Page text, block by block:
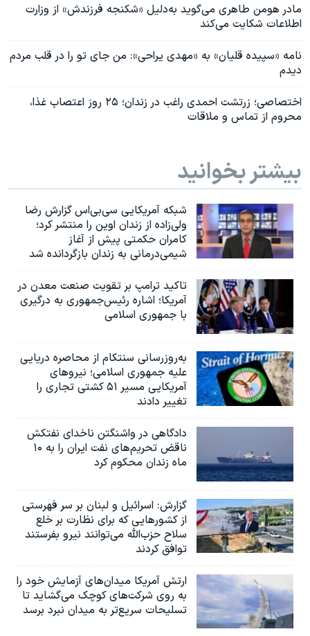
مادر هومن طاهری می‌گوید به‌دلیل «شکنجه فرزندش» از وزارت
اطلاعات شکایت می‌کند
نامه «سپیده قلیان» به «مهدی یراحی»: من جای تو را در قلب مردم
دیدم
اختصاصی؛ زرتشت احمدی راغب در زندان؛ ۲۵ روز اعتصاب غذا،
محروم از تماس و ملاقات
بیشتر بخوانید
شبکه آمریکایی سی‌بی‌‌اس گزارش رضا
ولی‌زاده از زندان اوین را منتشر کرد؛
کامران حکمتی پیش از آغاز
شیمی‌درمانی به زندان بازگردانده شد
تاکید ترامپ بر تقویت صنعت معدن در
آمریکا؛ اشاره رئیس‌جمهوری به درگیری
با جمهوری اسلامی
به‌روزرسانی سنتکام از محاصره دریایی
علیه جمهوری اسلامی؛ نیروهای
آمریکایی مسیر ۵۱ کشتی تجاری را
تغییر دادند
دادگاهی در واشنگتن ناخدای نفتکش
ناقض تحریم‌های نفت ایران را به ۱۰
ماه زندان محکوم کرد
گزارش‌: اسرائيل و لبنان بر سر فهرستی
از کشورهایی که برای نظارت بر خلع
سلاح حزب‌الله می‌توانند نیرو بفرستند
توافق کردند
ارتش آمریکا میدان‌های آزمایش خود را
به روی شرکت‌های کوچک می‌گشاید تا
تسلیحات سریع‌تر به میدان نبرد برسد